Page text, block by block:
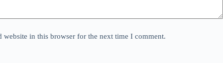
website in this browser for the next time I comment.